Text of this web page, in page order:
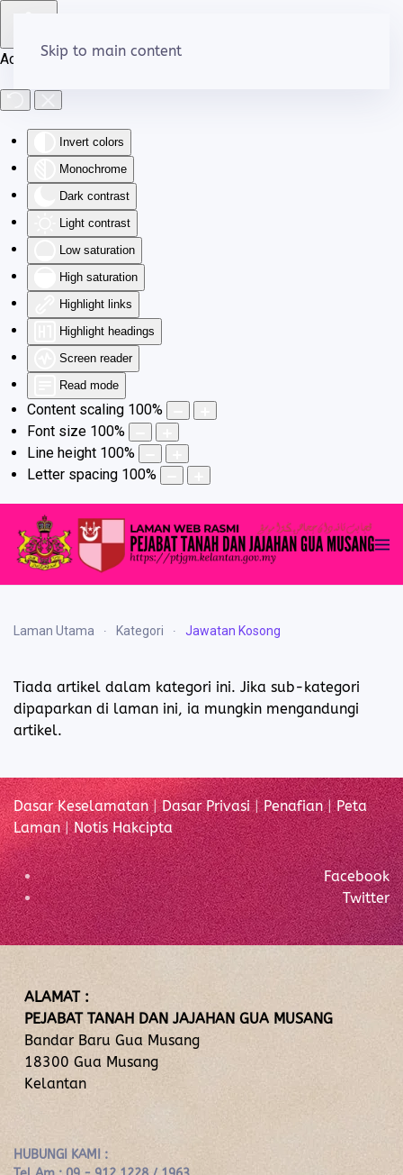
Accessibility Tools
Invert colors
Monochrome
Dark contrast
Light contrast
Low saturation
High saturation
Highlight links
Highlight headings
Screen reader
Read mode
Content scaling 100%
Font size 100%
Line height 100%
Letter spacing 100%
Skip to main content
Laman Utama Kategori Jawatan Kosong
Tiada artikel dalam kategori ini. Jika sub-kategori
dipaparkan di laman ini, ia mungkin mengandungi
artikel.
Dasar Keselamatan|Dasar Privasi|Penafian|Peta
Laman|Notis Hakcipta
Facebook
Twitter
ALAMAT :
PEJABAT TANAH DAN JAJAHAN GUA MUSANG
Bandar Baru Gua Musang
18300 Gua Musang
Kelantan
HUBUNGI KAMI :